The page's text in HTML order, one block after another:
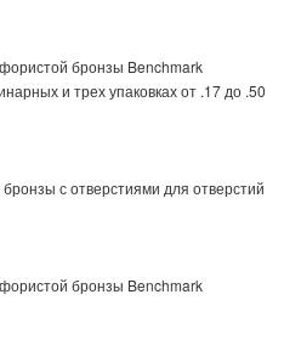
бронзы Benchmark
и трех упаковках от .17 до .50
с отверстиями для отверстий
бронзы Benchmark